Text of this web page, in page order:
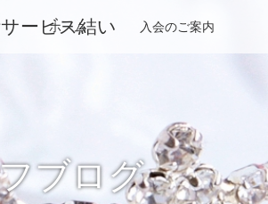
ービス結い
ホーム 入会のご案内
ブログ